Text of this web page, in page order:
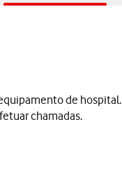
de
chamadas.